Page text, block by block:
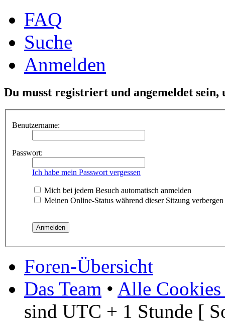
FAQ
Suche
Anmelden
Du musst registriert und angemeldet
Benutzername:
Passwort:
Ich habe mein Passwort vergessen
Mich bei jedem Besuch automatisch anmelden
Meinen Online-Status während dieser Sitzung verbergen
Foren-Übersicht
Das Team • Alle Cookies
sind UTC + 1 Stunde [